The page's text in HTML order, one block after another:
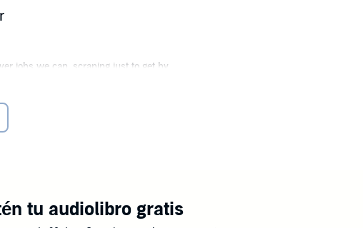
jobs we can, scraping just to get by.
before long my search leads me to the claws of the leader of the Vinduthi cartel.
tu audiolibro gratis